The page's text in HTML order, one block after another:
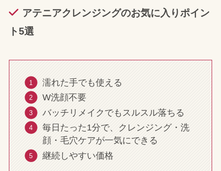
アテニアクレンジングのお気に入りポイン
ト5選
濡れた手でも使える
W洗顔不要
バッチリメイクでもスルスル落ちる
毎日たった1分で、クレンジング・洗
顔・毛穴ケアが一気にできる
継続しやすい価格